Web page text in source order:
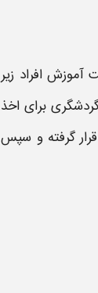
آموزشافراد زیر
اخذ
گرفته و سپس